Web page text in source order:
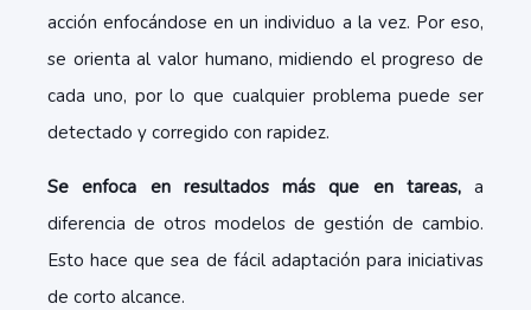
acción enfocándose en un individuo a la vez. Por eso,
se orienta al valor humano, midiendo el progreso de
cada uno, por lo que cualquier problema puede ser
detectado y corregido con rapidez.
Se enfoca en resultados más que en tareas,a
diferencia de otros modelos de gestión de cambio.
Esto hace que sea de fácil adaptación para iniciativas
de corto alcance.